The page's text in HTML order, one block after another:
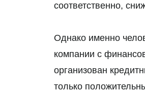
соответственно,
Однако именно
компании с
организован
только